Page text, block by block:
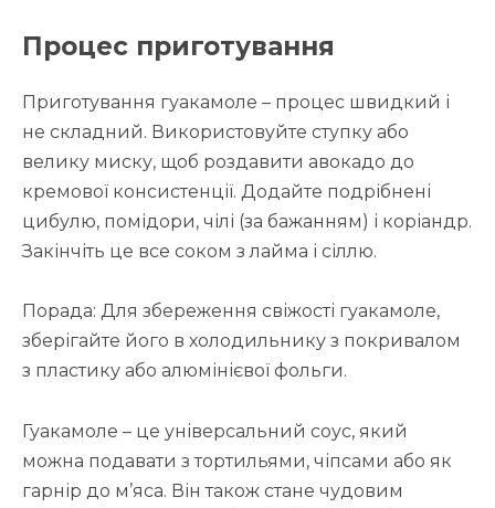
Процес приготування
Приготування гуакамоле – процес швидкий і
не складний. Використовуйте ступку або
велику миску, щоб роздавити авокадо до
кремової консистенції. Додайте подрібнені
цибулю, помідори, чілі (за бажанням) і коріандр.
Закінчіть це все соком з лайма і сіллю.
Порада: Для збереження свіжості гуакамоле,
зберігайте його в холодильнику з покривалом
з пластику або алюмінієвої фольги.
Гуакамоле – це універсальний соус, який
можна подавати з тортильями, чіпсами або як
гарнір до м’яса. Він також стане чудовим